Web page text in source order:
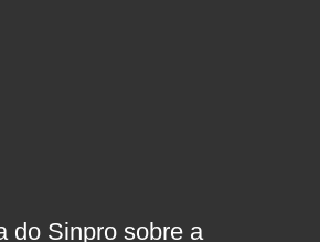
do Sinpro sobre a